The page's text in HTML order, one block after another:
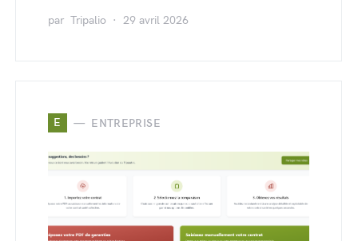
par Tripalio 29 avril 2026
E ENTREPRISE